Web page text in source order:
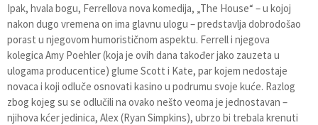
Ipak, hvala bogu, Ferrellova nova komedija, „The House“ – u kojoj
nakon dugo vremena on ima glavnu ulogu – predstavlja dobrodošao
porast u njegovom humorističnom aspektu. Ferrell i njegova
kolegica Amy Poehler (koja je ovih dana također jako zauzeta u
ulogama producentice) glume Scott i Kate, par kojem nedostaje
novaca i koji odluče osnovati kasino u podrumu svoje kuće. Razlog
zbog kojeg su se odlučili na ovako nešto veoma je jednostavan –
njihova kćer jedinica, Alex (Ryan Simpkins), ubrzo bi trebala krenuti